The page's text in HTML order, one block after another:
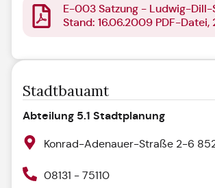
E-003 Satzung - Ludwig-
Stand: 16.06.2009 PDF-Datei,
Stadtbauamt
Abteilung 5.1 Stadtplanung
Konrad-Adenauer-Straße 2-6
08131 - 75110